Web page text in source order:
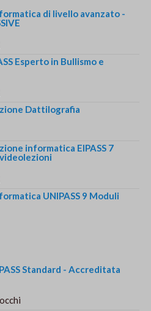
di livello avanzato -
Esperto in Bullismo e
prezzo
€179.00.
Dattilografia
informatica EIPASS 7
prezzo
UNIPASS 9 Moduli
Standard - Accreditata